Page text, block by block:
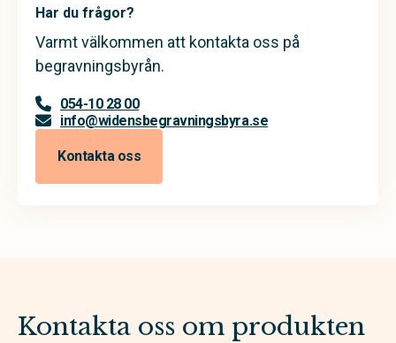
Har du frågor?
Varmt välkommen att kontakta oss på
begravningsbyrån.
054-10 28 00
info@widensbegravningsbyra.se
Kontakta oss
Kontakta oss om produkten